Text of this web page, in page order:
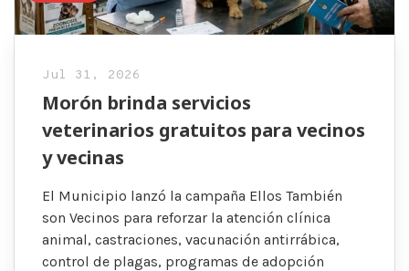
Jul 31, 2026
Morón brinda servicios
veterinarios gratuitos para vecinos
y vecinas
El Municipio lanzó la campaña Ellos También
son Vecinos para reforzar la atención clínica
animal, castraciones, vacunación antirrábica,
control de plagas, programas de adopción